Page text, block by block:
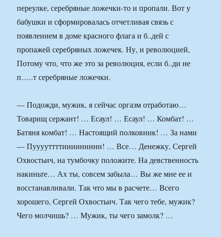
переулке, серебряные ложечки-то и пропали. Вот у
бабушки и сформировалась отчетливая связь с
появлением в доме красного флага и б..дей с
пропажей серебряных ложечек. Ну, и революцией,
Потому что, что же это за революция, если б..ди не
п…..т серебряные ложечки.
— Подожди, мужик, я сейчас оргазм отработаю…
Товарищ сержант! … Есаул! … Есаул! … Комбат! …
Батяня комбат! … Настоящий полковник! … За нами
— Пууууттттииииннннн! … Все… Денежку, Сергей
Охвостьич, на тумбочку положите. На девственность
накиньте… Ах ты, совсем забыла… Вы же мне ее и
восстанавливали. Так что мы в расчете… Всего
хорошего, Сергей Охвостьич. Так чего тебе, мужик?
Чего молчишь? … Мужик, ты чего замолк? …